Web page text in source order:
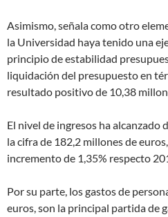
Asimismo, señala como otro
la Universidad haya tenido una
principio de estabilidad
liquidación del presupuesto en
resultado positivo de 10,38
El nivel de ingresos ha alcanzado
la cifra de 182,2 millones de
incremento de 1,35% respecto
Por su parte, los gastos de
euros, son la principal partida de